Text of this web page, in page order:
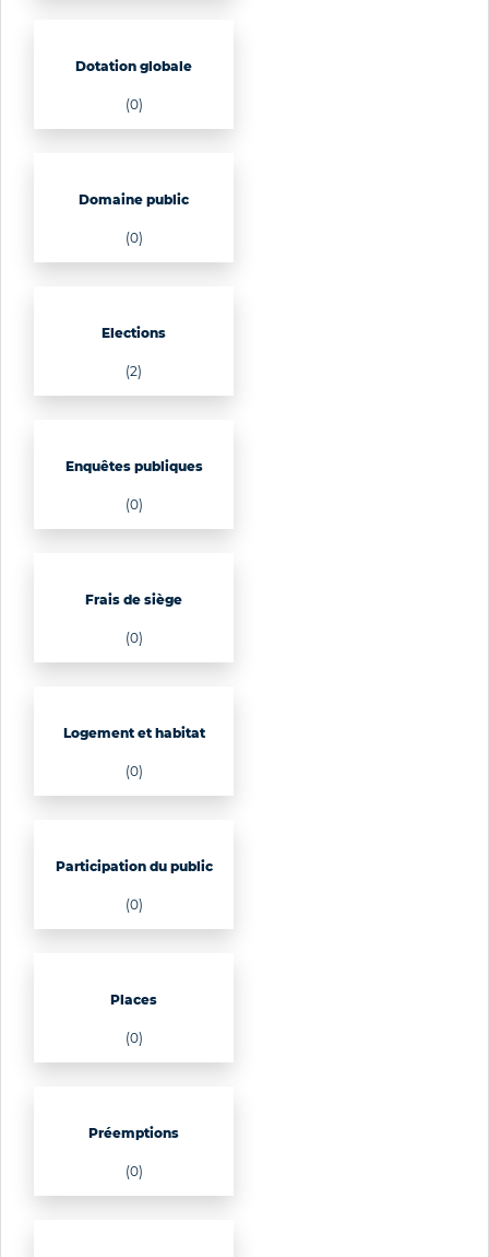
Dotation globale
(0)
Domaine public
(0)
Elections
(2)
Enquêtes publiques
(0)
Frais de siège
(0)
Logement et habitat
(0)
Participation du public
(0)
Places
(0)
Préemptions
(0)